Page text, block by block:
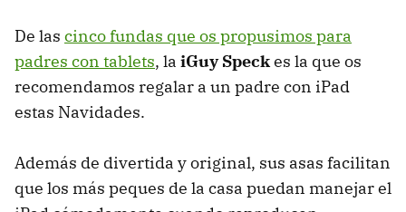
De las cinco fundas que os propusimos para
padres con tablets, la iGuy Speckes la que os
recomendamos regalar a un padre con iPad
estas Navidades.
Además de divertida y original, sus asas facilitan
que los más peques de la casa puedan manejar el